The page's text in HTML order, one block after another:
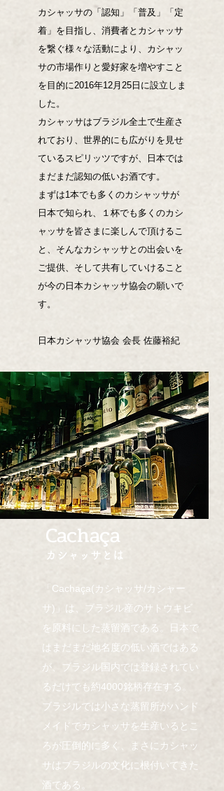
カシャッサの「認知」「普及」「定
着」を目指し、消費者とカシャッサ
を繋ぐ様々な活動により、カシャッ
サの市場作りと愛好家を増やすこと
を目的に2016年12月25日に設立しま
した。
カシャッサはブラジル全土で生産さ
れており、世界的にも広がりを見せ
ているスピリッツですが、日本では
まだまだ認知の低いお酒です。
まずは1本でも多くのカシャッサが
日本で知られ、１杯でも多くのカシ
ャッサを皆さまに楽しんで頂けるこ
と、そんなカシャッサとの出会いを
ご提供、そして共有していけること
が今の日本カシャッサ協会の願いで
す。
日本カシャッサ協会 会長 佐藤裕紀
Cachaça
カシャッサとは
「Cachaça(カシャッサ/カシャー
サ)」は、ブラジル産のサトウキビ
を原料にした蒸留酒である。日本で
はまだまだ地名度の低い酒ではある
が、ブラジル国内では登録されてい
るだけでも約4000銘柄存在する。
ブラジルでは小さな蒸留所がハンド
メイドでカシャッサを生産いるとこ
ろが圧倒的に多く、まさにカシャッ
サはブラジルの文化に根付いてきた
酒である。